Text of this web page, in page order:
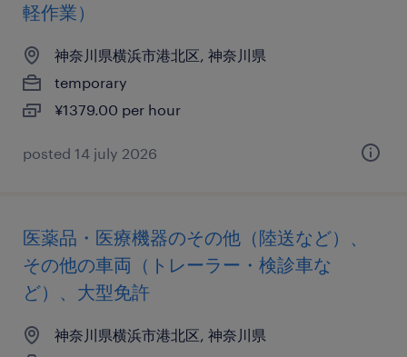
軽作業）
神奈川県横浜市港北区, 神奈川県
temporary
¥1379.00 per hour
posted 14 july 2026
医薬品・医療機器のその他（陸送など）、
その他の車両（トレーラー・検診車な
ど）、大型免許
神奈川県横浜市港北区, 神奈川県